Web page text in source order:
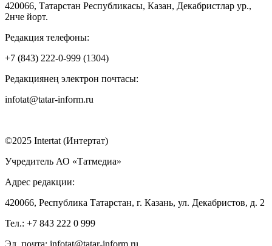
420066, Татарстан Республикасы, Казан, Декабристлар ур.,
2нче йорт.
Редакция телефоны:
+7 (843) 222-0-999 (1304)
Редакциянең электрон почтасы:
infotat@tatar-inform.ru
©2025 Intertat (Интертат)
Учредитель АО «Татмедиа»
Адрес редакции:
420066, Республика Татарстан, г. Казань, ул. Декабристов, д. 2
Тел.: +7 843 222 0 999
Эл. почта: infotat@tatar-inform.ru